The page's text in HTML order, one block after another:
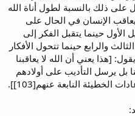
ذلك بالنسبة لطول أناة الله
يعاقب الإنسان في الحال على
الأول حينما يتقبل الفكر إلى
والرابع حينما تتحول الأفكار
[هذا يعني أن الله لا يعاقبنا
بل يرسل التأديب على أولادهم
الخطيئة النابعة عنهم[103]].